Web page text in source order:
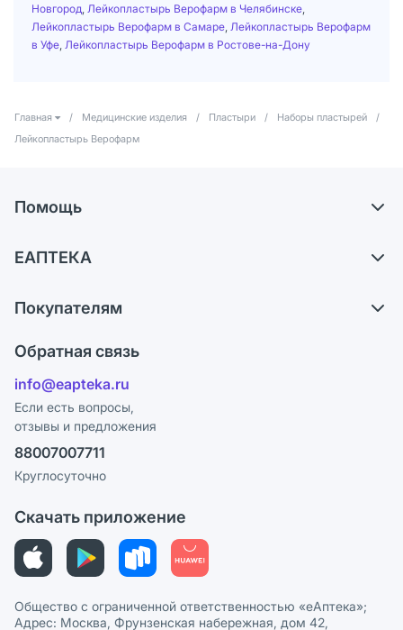
Новгород Лейкопластырь Верофарм в Челябинске
Лейкопластырь Верофарм в Самаре Лейкопластырь Верофарм
в Уфе Лейкопластырь Верофарм в Ростове-на-Дону
Главная / Медицинские изделия / Пластыри / Наборы пластырей
/
Лейкопластырь Верофарм
Помощь
Самовывоз из аптек
Ответы на вопросы
Блог
ЕАПТЕКА
Карьера
Поставщики
Лицензия
Реклама на сайте
Ваши товары на ЕАПТЕКЕ
Покупателям
Программа СберСпасибо
Политика конфиденциальности
Пользовательское соглашение
Политика рекомендаций
Этика и соответствие
Политика в отношении обработки персональных данных
Обратная связь
info@eapteka.ru
Если есть вопросы,
отзывы и предложения
88007007711
Круглосуточно
Скачать приложение
Общество с ограниченной ответственностью «еАптека»;
Адрес: Москва, Фрунзенская набережная, дом 42,